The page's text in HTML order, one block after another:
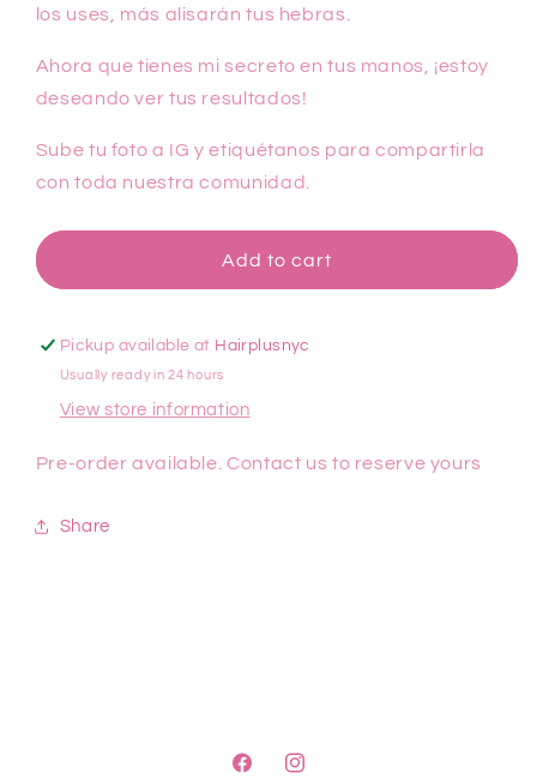
los uses, más alisarán tus hebras.
Ahora que tienes mi secreto en tus manos, ¡estoy
deseando ver tus resultados!
Sube tu foto a IG y etiquétanos para compartirla
con toda nuestra comunidad.
Add to cart
Pickup available at Hairplusnyc
Usually ready in 24 hours
View store information
Pre-order available. Contact us to reserve yours
Share